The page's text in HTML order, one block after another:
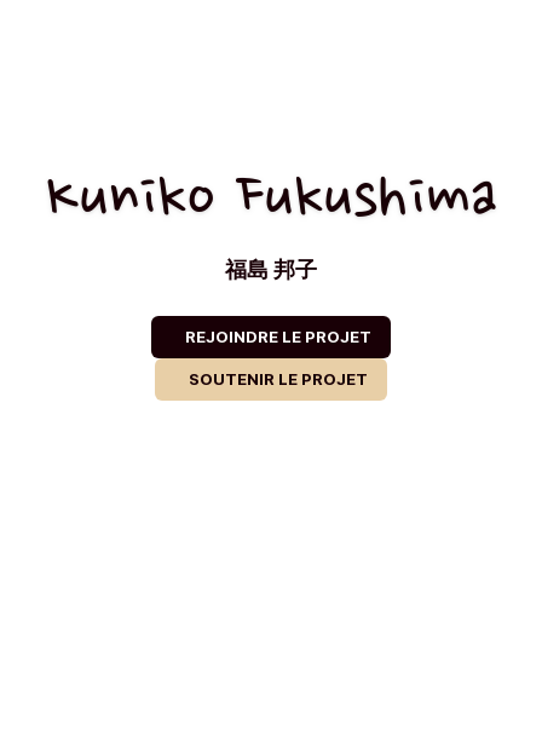
Kuniko Fukushima
福島 邦子
REJOINDRE LE PROJET
SOUTENIR LE PROJET